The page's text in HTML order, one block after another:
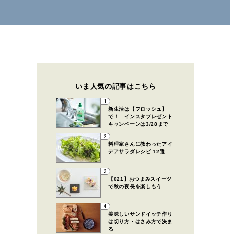
いま人気の記事はこちら
1
新生活は【フロッシュ】
で！ インスタプレゼント
キャンペーンは3/28まで
2
料理家さんに教わったアイ
デアサラダレシピ 12選
3
【021】おつまみスイーツ
で秋の夜長を楽しもう
4
美味しいサンドイッチ作り
は切り方・はさみ方で決ま
る